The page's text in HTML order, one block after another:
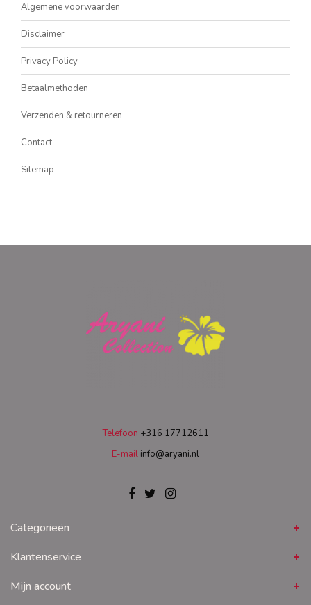
Algemene voorwaarden
Disclaimer
Privacy Policy
Betaalmethoden
Verzenden & retourneren
Contact
Sitemap
Telefoon +316 17712611
E-mail info@aryani.nl
Categorieën
Klantenservice
Mijn account